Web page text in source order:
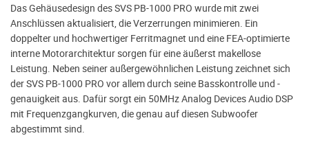
Das Gehäusedesign des SVS PB-1000 PRO wurde mit zwei
Anschlüssen aktualisiert, die Verzerrungen minimieren. Ein
doppelter und hochwertiger Ferritmagnet und eine FEA-optimierte
interne Motorarchitektur sorgen für eine äußerst makellose
Leistung. Neben seiner außergewöhnlichen Leistung zeichnet sich
der SVS PB-1000 PRO vor allem durch seine Basskontrolle und -
genauigkeit aus. Dafür sorgt ein 50MHz Analog Devices Audio DSP
mit Frequenzgangkurven, die genau auf diesen Subwoofer
abgestimmt sind.